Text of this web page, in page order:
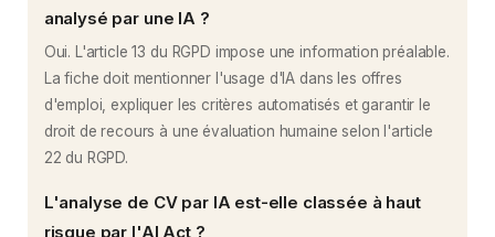
analysé par une IA ?
Oui. L'article 13 du RGPD impose une information préalable.
La fiche doit mentionner l'usage d'IA dans les offres
d'emploi, expliquer les critères automatisés et garantir le
droit de recours à une évaluation humaine selon l'article
22 du RGPD.
L'analyse de CV par IA est-elle classée à haut
risque par l'AI Act ?